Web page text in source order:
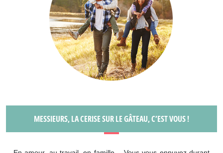
MESSIEURS, LA CERISE SUR LE GÂTEAU, C’EST VOUS !